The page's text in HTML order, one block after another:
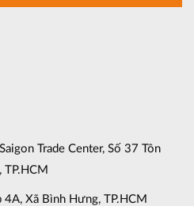
Trade Center, Số 37 Tôn
Xã Bình Hưng, TP.HCM